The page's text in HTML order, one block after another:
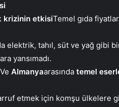
krizinin etkisiTemel gıda
elektrik, tahıl, süt ve yağ gibi
yansımadı.
Ve Almanyaarasında temel
etmek için komşu ülkelere